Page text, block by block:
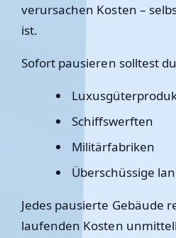
verursachen Kosten –
ist.
Sofort pausieren solltest
Schiffswerften
Militärfabriken
Überschüssige
Jedes pausierte Gebäude
laufenden Kosten